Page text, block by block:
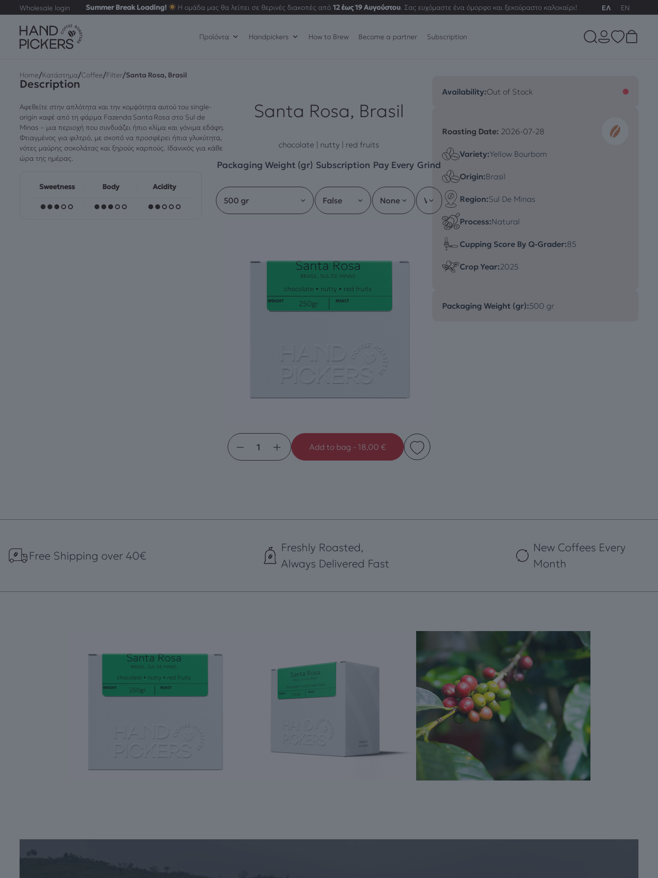
Wholesale login Summer Break Loading! Η ομάδα μας θα λείπει σε θερινές διακοπές από 12 έως 19 Αυγούστου. Σας ευχόμαστε ένα όμορφο και ξεκούραστο καλοκαίρι! ΕΛ EN
Προϊόντα Handpickers How to Brew Become a partner Subscription
Home/Κατάστημα/Coffee/Filter/Santa Rosa, Brasil
Description
Αφεθείτε στην απλότητα και την κομψότητα αυτού του single-
origin καφέ από τη φάρμα Fazenda Santa Rosa στο Sul de
Minas – μια περιοχή που συνδυάζει ήπιο κλίμα και γόνιμα εδάφη.
Φτιαγμένος για φιλτρό, με σκοπό να προσφέρει ήπια γλυκύτητα,
νότες μαύρης σοκολάτας και ξηρούς καρπούς. Ιδανικός για κάθε
ώρα της ημέρας.
Sweetness Body Acidity
Santa Rosa, Brasil
chocolate | nutty | red fruits
Packaging Weight (gr) Subscription Pay Every Grind
− + Add to bag - 18,00 €
Availability:Out of Stock
Roasting Date: 2026-07-28
Variety:Yellow Bourbom
Origin:Brasil
Region:Sul De Minas
Process:Natural
Cupping Score By Q-Grader:85
Crop Year:2025
Packaging Weight (gr):500 gr
Free Shipping over 40€
Freshly Roasted,
Always Delivered Fast
New Coffees Every
Month